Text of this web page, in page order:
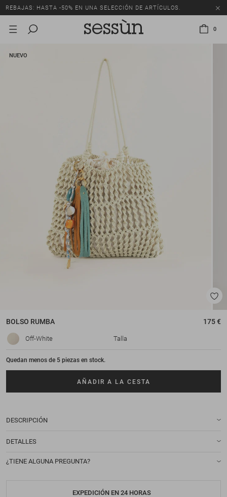
REBAJAS: HASTA -50% EN UNA SELECCIÓN DE ARTÍCULOS.
0
NUEVO
BOLSO RUMBA 175 €
Off-White Talla
Quedan menos de 5 piezas en stock.
AÑADIR A LA CESTA
DESCRIPCIÓN
DETALLES
¿TIENE ALGUNA PREGUNTA?
EXPEDICIÓN EN 24 HORAS